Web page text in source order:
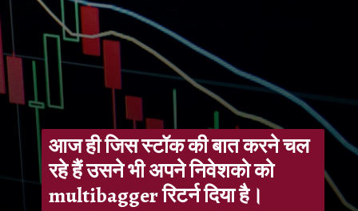
आज ही जिस स्टॉक की बात करने चल
रहे हैं उसने भी अपने निवेशको को
multibagger रिटर्न दिया है।